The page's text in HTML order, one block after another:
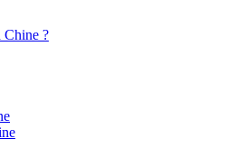
Chine ?